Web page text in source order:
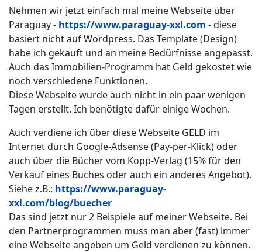
Nehmen wir jetzt einfach mal meine Webseite über
Paraguay - https://www.paraguay-xxl.com - diese
basiert nicht auf Wordpress. Das Template (Design)
habe ich gekauft und an meine Bedürfnisse angepasst.
Auch das Immobilien-Programm hat Geld gekostet wie
noch verschiedene Funktionen.
Diese Webseite wurde auch nicht in ein paar wenigen
Tagen erstellt. Ich benötigte dafür einige Wochen.
Auch verdiene ich über diese Webseite GELD im
Internet durch Google-Adsense (Pay-per-Klick) oder
auch über die Bücher vom Kopp-Verlag (15% für den
Verkauf eines Buches oder auch ein anderes Angebot).
Siehe z.B.: https://www.paraguay-
xxl.com/blog/buecher
Das sind jetzt nur 2 Beispiele auf meiner Webseite. Bei
den Partnerprogrammen muss man aber (fast) immer
eine Webseite angeben um Geld verdienen zu können.